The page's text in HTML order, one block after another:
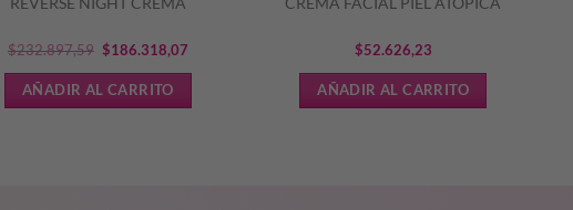
$232.897,59 El
precio
original
$186.318,07El
precio
actual
AÑADIR AL CARRITO
$52.626,23
AÑADIR AL CARRITO